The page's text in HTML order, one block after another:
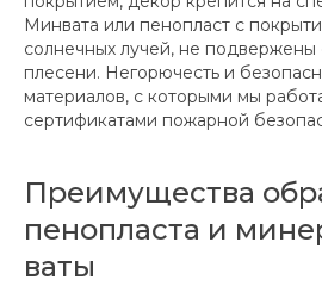
Минвата или пенопласт с
солнечных лучей, не
плесени. Негорючесть и
материалов, с которыми мы
сертификатами пожарной
Преимущества
пенопласта и
ваты